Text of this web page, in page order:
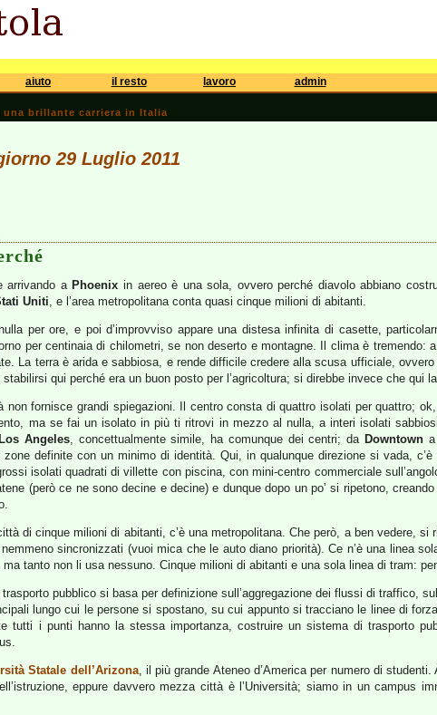
aiuto il resto lavoro admin
una brillante carriera in Italia
29 Luglio 2011
arrivando a Phoenix in aereo è una sola, ovvero perché diavolo abbiano
Uniti, e l’area metropolitana conta quasi cinque milioni di abitanti.
per ore, e poi d’improvviso appare una distesa infinita di casette,
per centinaia di chilometri, se non deserto e montagne. Il clima è tremendo:
La terra è arida e sabbiosa, e rende difficile credere alla scusa ufficiale,
qui perché era un buon posto per l’agricoltura; si direbbe invece che qui
non fornisce grandi spiegazioni. Il centro consta di quattro isolati per quattro;
ma se fai un isolato in più ti ritrovi in mezzo al nulla, a interi isolati
Los Angeles, concettualmente simile, ha comunque dei centri; da Downtowna
definite con un minimo di identità. Qui, in qualunque direzione si vada,
isolati quadrati di villette con piscina, con mini-centro commerciale
(però ce ne sono decine e decine) e dunque dopo un po’ si ripetono,
di cinque milioni di abitanti, c’è una metropolitana. Che però, a ben vedere,
sincronizzati (vuoi mica che le auto diano priorità). Ce n’è una linea
tanto non li usa nessuno. Cinque milioni di abitanti e una sola linea di tram:
trasporto pubblico si basa per definizione sull’aggregazione dei flussi di traffico,
lungo cui le persone si spostano, su cui appunto si tracciano le linee di
tutti i punti hanno la stessa importanza, costruire un sistema di trasporto
Statale dell’Arizona, il più grande Ateneo d’America per numero di
eppure davvero mezza città è l’Università; siamo in un campus